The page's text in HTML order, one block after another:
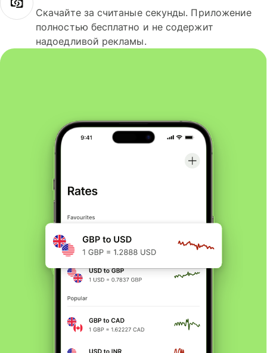
Скачайте за считаные секунды. Приложение
полностью бесплатно и не содержит
надоедливой рекламы.